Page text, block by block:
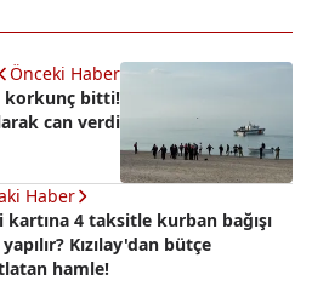
Önceki Haber
korkunç bitti!
can verdi
Haber
kartına 4 taksitle kurban bağışı
yapılır? Kızılay'dan bütçe
hamle!